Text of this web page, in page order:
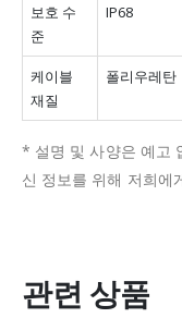
보호 수
준
IP68
케이블
재질
폴리우레탄
* 설명 및 사양은 예고
신 정보를 위해 저희에
관련 상품